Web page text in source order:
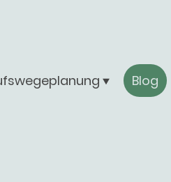
Blog